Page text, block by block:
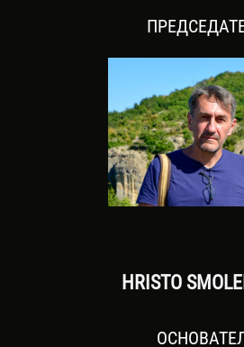
HRISTO